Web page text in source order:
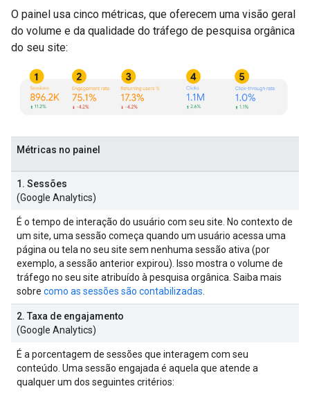
O painel usa cinco métricas, que oferecem uma visão geral
do volume e da qualidade do tráfego de pesquisa orgânica
do seu site:
Métricas no painel
1. Sessões
(Google Analytics)
É o tempo de interação do usuário com seu site. No contexto de
um site, uma sessão começa quando um usuário acessa uma
página ou tela no seu site sem nenhuma sessão ativa (por
exemplo, a sessão anterior expirou). Isso mostra o volume de
tráfego no seu site atribuído à pesquisa orgânica. Saiba mais
sobre como as sessões são contabilizadas
2. Taxa de engajamento
(Google Analytics)
É a porcentagem de sessões que interagem com seu
conteúdo. Uma sessão engajada é aquela que atende a
qualquer um dos seguintes critérios: